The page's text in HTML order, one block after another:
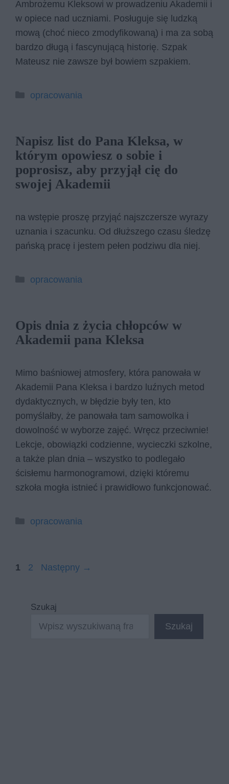
Ambrożemu Kleksowi w prowadzeniu Akademii i
w opiece nad uczniami. Posługuje się ludzką
mową (choć nieco zmodyfikowaną) i ma za sobą
bardzo długą i fascynującą historię. Szpak
Mateusz nie zawsze był bowiem szpakiem.
Kategorie
opracowania
Napisz list do Pana Kleksa, w
którym opowiesz o sobie i
poprosisz, aby przyjął cię do
swojej Akademii
na wstępie proszę przyjąć najszczersze wyrazy
uznania i szacunku. Od dłuższego czasu śledzę
pańską pracę i jestem pełen podziwu dla niej.
Kategorie
opracowania
Opis dnia z życia chłopców w
Akademii pana Kleksa
Mimo baśniowej atmosfery, która panowała w
Akademii Pana Kleksa i bardzo luźnych metod
dydaktycznych, w błędzie były ten, kto
pomyślałby, że panowała tam samowolka i
dowolność w wyborze zajęć. Wręcz przeciwnie!
Lekcje, obowiązki codzienne, wycieczki szkolne,
a także plan dnia – wszystko to podlegało
ścisłemu harmonogramowi, dzięki któremu
szkoła mogła istnieć i prawidłowo funkcjonować.
Kategorie
opracowania
Strona
1 Strona
2 Następny →
Szukaj
Szukaj